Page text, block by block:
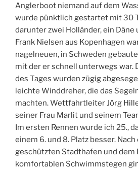
Anglerboot niemand auf dem
wurde pünktlich gestartet mit 30
darunter zwei Holländer, ein Däne
Frank Nielsen aus Kopenhagen
nagelneuen, in Schweden
mit der er schnell unterwegs war.
des Tages wurden zügig
leichte Winddreher, die das
machten. Wettfahrtleiter Jörg
seiner Frau Marlit und seinem
Im ersten Rennen wurde ich 25.,
einem 6. und 8. Platz besser.
geschützten Stadthafen und dem
komfortablen Schwimmstegen